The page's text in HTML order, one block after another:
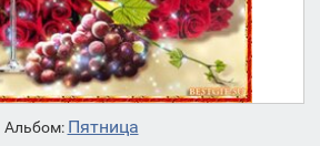
Альбом: Пятница